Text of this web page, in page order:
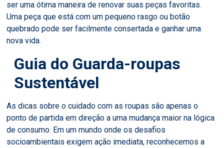
ser uma ótima maneira de renovar suas peças favoritas.
Uma peça que está com um pequeno rasgo ou botão
quebrado pode ser facilmente consertada e ganhar uma
nova vida.
Guia do Guarda-roupas
Sustentável
As dicas sobre o cuidado com as roupas são apenas o
ponto de partida em direção a uma mudança maior na lógica
de consumo. Em um mundo onde os desafios
socioambientais exigem ação imediata, reconhecemos a